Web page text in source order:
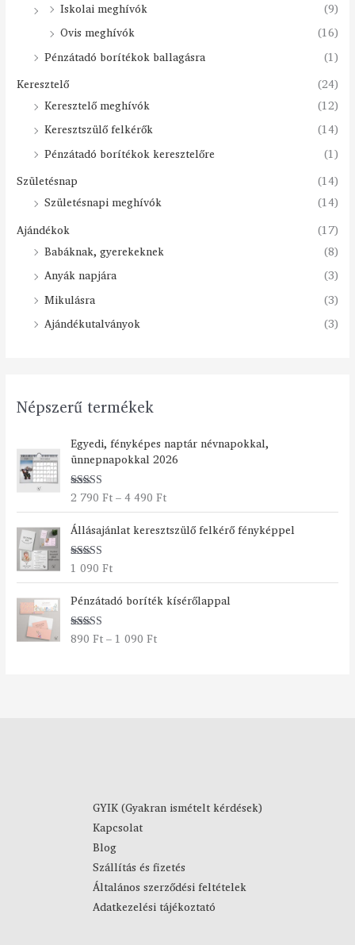
Iskolai meghívók
(9)
Ovis meghívók
(16)
Pénzátadó borítékok ballagásra
(1)
Keresztelő
(24)
Keresztelő meghívók
(12)
Keresztszülő felkérők
(14)
Pénzátadó borítékok keresztelőre
(1)
Születésnap
(14)
Születésnapi meghívók
(14)
Ajándékok
(17)
Babáknak, gyerekeknek
(8)
Anyák napjára
(3)
Mikulásra
(3)
Ajándékutalványok
(3)
Népszerű termékek
Egyedi, fényképes naptár névnapokkal,
ünnepnapokkal 2026
Értékelés:
2 790Ft – 4 490Ft
r
t
r
t
o
n
y
:
0
Állásajánlat keresztszülő felkérő fényképpel
Értékelés:
1 090Ft
Pénzátadó boríték kísérőlappal
Értékelés:
890Ft – 1 090Ft
Á
r
a
0
t
1
0
GYIK (Gyakran ismételt kérdések)
Kapcsolat
Blog
Szállítás és fizetés
Általános szerződési feltételek
Adatkezelési tájékoztató